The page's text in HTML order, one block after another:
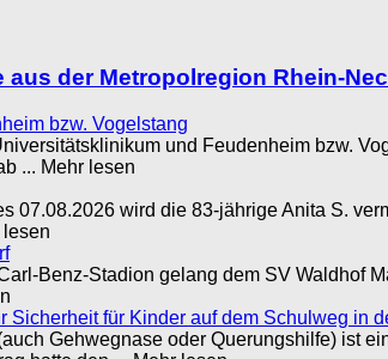
der Metropolregion Rhein-
bzw. Vogelstang
und Feudenheim bzw.
... Mehr lesen
07.08.2026 wird die 83-jährige Anita S.
Benz-Stadion gelang dem SV Waldhof
für Kinder auf dem Schulweg in
Gehwegnase oder Querungshilfe) ist